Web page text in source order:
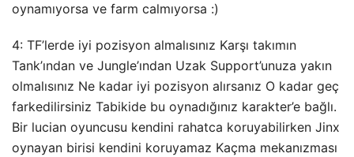
oynamıyorsa ve farm calmıyorsa :)
4: TF’lerde iyi pozisyon almalısınız Karşı takımın
Tank’ından ve Jungle’ından Uzak Support’unuza yakın
olmalısınız Ne kadar iyi pozisyon alırsanız O kadar geç
farkedilirsiniz Tabikide bu oynadığınız karakter’e bağlı.
Bir lucian oyuncusu kendini rahatca koruyabilirken Jinx
oynayan birisi kendini koruyamaz Kaçma mekanızması